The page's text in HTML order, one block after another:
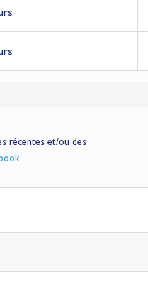
récentes et/ou des